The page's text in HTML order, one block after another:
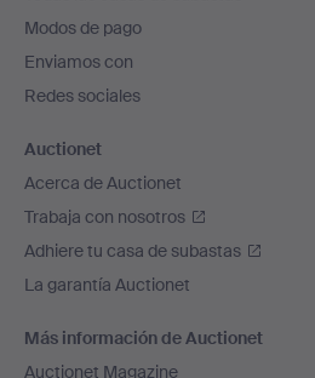
pie
de
página
Modos de pago
Enviamos con
Redes sociales
Auctionet
Acerca de Auctionet
Trabaja con nosotros
Adhiere tu casa de subastas
La garantía Auctionet
Más información de Auctionet
Auctionet Magazine